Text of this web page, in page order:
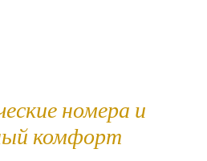
номера и
комфорт